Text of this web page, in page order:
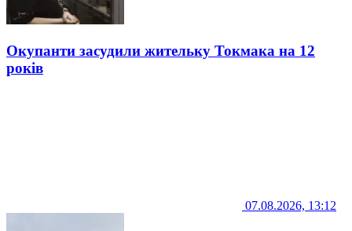
Окупанти засудили жительку Токмака на 12
років
07.08.2026, 13:12